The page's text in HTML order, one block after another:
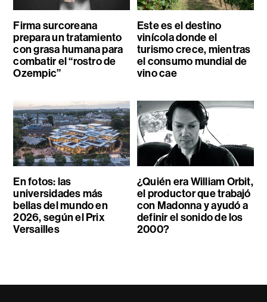
Firma surcoreana
prepara un tratamiento
con grasa humana para
combatir el “rostro de
Ozempic”
Este es el destino
vinícola donde el
turismo crece, mientras
el consumo mundial de
vino cae
En fotos: las
universidades más
bellas del mundo en
2026, según el Prix
Versailles
¿Quién era William Orbit,
el productor que trabajó
con Madonna y ayudó a
definir el sonido de los
2000?